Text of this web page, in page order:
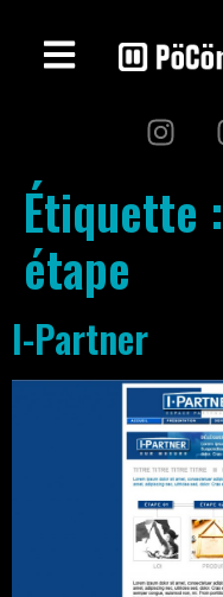
Étiquette :
étape
I-Partner